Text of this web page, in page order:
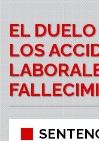
EL
LOS